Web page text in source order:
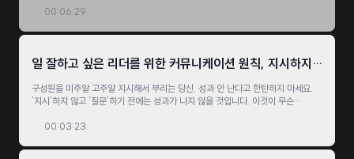
MBTI라는 비결입니다. 다름을 이해함으로써 당신의 포용력을 넓혀 보세요!
00:06:29
일 잘하고 싶은 리더를 위한 커뮤니케이션 원칙, 지시하지
말고, 질문 하세요!
구성원을 미주알 고주알 지시해서 부리는 당신. 성과 안 난다고 한탄하지 마세요.
'지시'하지 않고 ‘질문’하기 전에는 성과가 나지 않을 것입니다. 이것이 무슨
00:03:23